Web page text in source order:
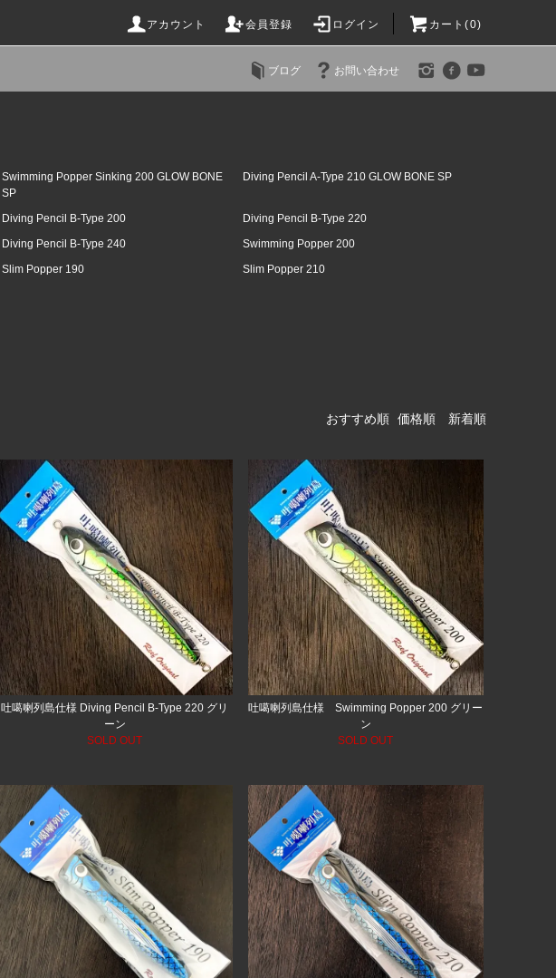
アカウント 会員登録 ログイン カート(0)
ブログ お問い合わせ
Swimming Popper Sinking 200 GLOW BONE
SP
Diving Pencil A-Type 210 GLOW BONE SP
Diving Pencil B-Type 200
Diving Pencil B-Type 220
Diving Pencil B-Type 240
Swimming Popper 200
Slim Popper 190
Slim Popper 210
おすすめ順 価格順 新着順
吐噶喇列島仕様 Diving Pencil B-Type 220 グリ
ーン
SOLD OUT
吐噶喇列島仕様 Swimming Popper 200 グリー
ン
SOLD OUT